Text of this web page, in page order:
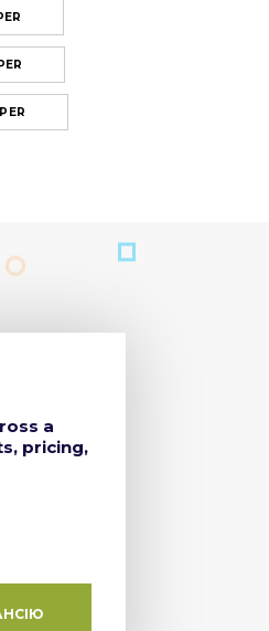
a
pricing,